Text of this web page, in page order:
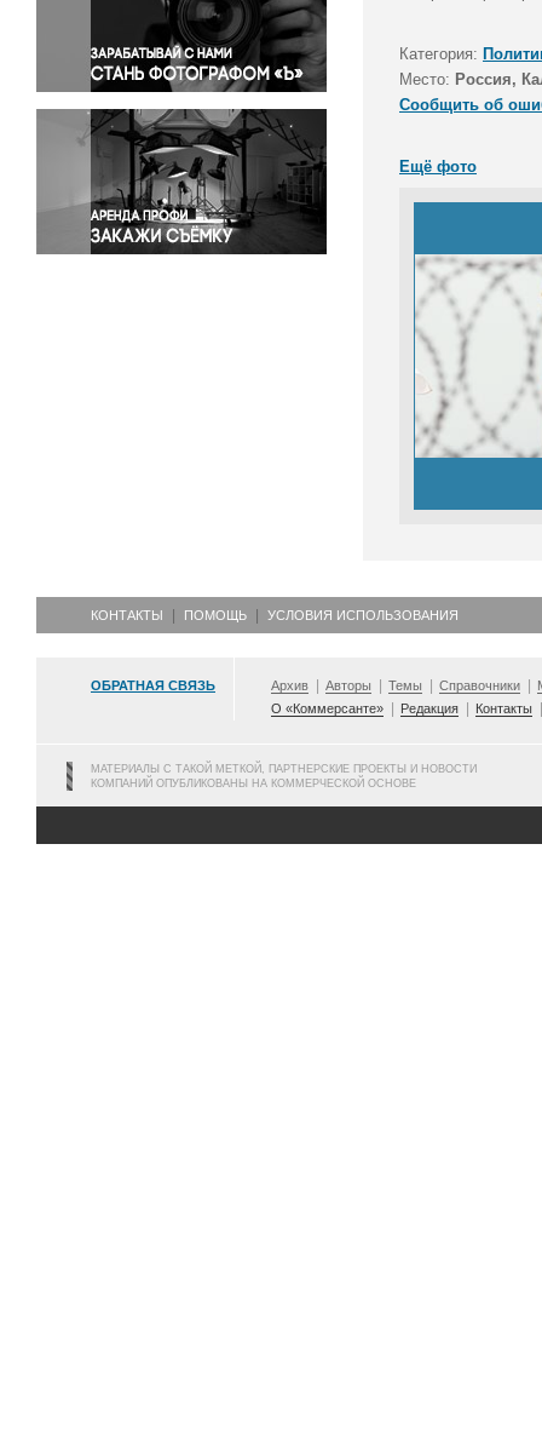
Правосудие
Происшествия и конфликты
Религия
Светская жизнь
Спорт
Экология
Экономика и бизнес
Категория:
Место: Россия,
Сообщить об
Ещё фото
КОНТАКТЫ ПОМОЩЬ УСЛОВИЯ ИСПОЛЬЗОВАНИЯ
ОБРАТНАЯ СВЯЗЬ Архив Авторы Темы Справочники
О «Коммерсанте»
Редакция Контакты
МАТЕРИАЛЫ С ТАКОЙ МЕТКОЙ, ПАРТНЕРСКИЕ ПРОЕКТЫ И НОВОСТИ
КОМПАНИЙ ОПУБЛИКОВАНЫ НА КОММЕРЧЕСКОЙ ОСНОВЕ